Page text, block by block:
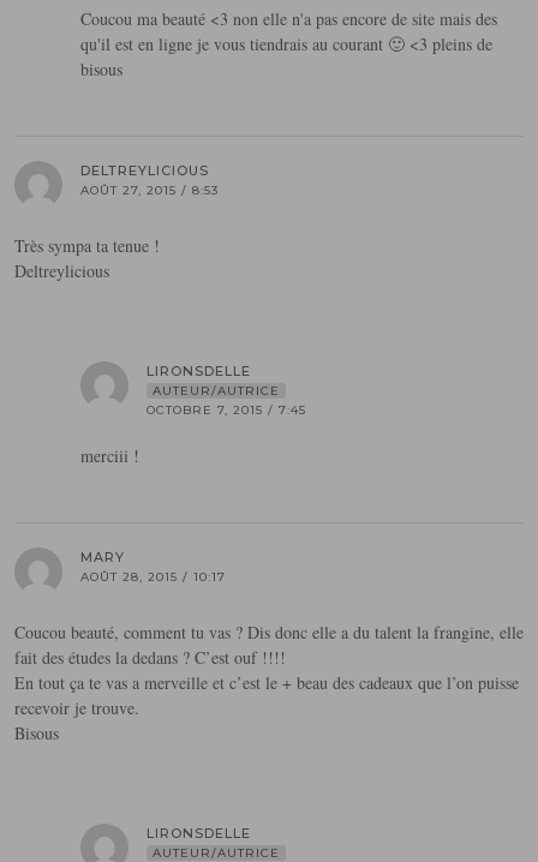
Coucou ma beauté <3 non elle n'a pas encore de site mais des
qu'il est en ligne je vous tiendrais au courant 🙂 <3 pleins de
bisous
DELTREYLICIOUS
AOÛT 27, 2015 / 8:53
Très sympa ta tenue !
Deltreylicious
LIRONSDELLE
AUTEUR/AUTRICE
OCTOBRE 7, 2015 / 7:45
merciii !
MARY
AOÛT 28, 2015 / 10:17
Coucou beauté, comment tu vas ? Dis donc elle a du talent la frangine, elle
fait des études la dedans ? C’est ouf !!!!
En tout ça te vas a merveille et c’est le + beau des cadeaux que l’on puisse
recevoir je trouve.
Bisous
LIRONSDELLE
AUTEUR/AUTRICE